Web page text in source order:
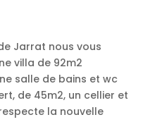
Jarrat nous vous
villa de 92m2
salle de bains et wc
de 45m2, un cellier et
la nouvelle